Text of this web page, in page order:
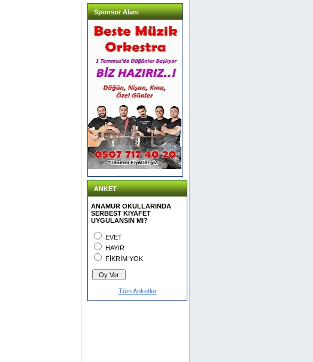
Sponsor Alanı
ANKET
ANAMUR OKULLARINDA
SERBEST KIYAFET
UYGULANSIN MI?
EVET
HAYIR
FİKRİM YOK
Tüm Anketler